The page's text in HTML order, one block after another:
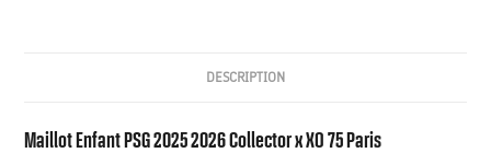
DESCRIPTION
Maillot Enfant PSG 2025 2026 Collector x XO 75 Paris